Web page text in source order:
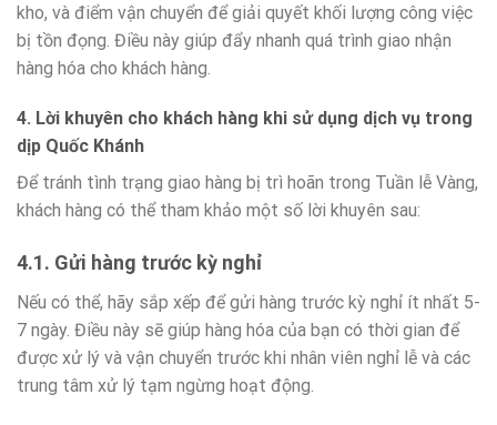
kho, và điểm vận chuyển để giải quyết khối lượng công việc
bị tồn đọng. Điều này giúp đẩy nhanh quá trình giao nhận
hàng hóa cho khách hàng.
4. Lời khuyên cho khách hàng khi sử dụng dịch vụ trong
dịp Quốc Khánh
Để tránh tình trạng giao hàng bị trì hoãn trong Tuần lễ Vàng,
khách hàng có thể tham khảo một số lời khuyên sau:
4.1. Gửi hàng trước kỳ nghỉ
Nếu có thể, hãy sắp xếp để gửi hàng trước kỳ nghỉ ít nhất 5-
7 ngày. Điều này sẽ giúp hàng hóa của bạn có thời gian để
được xử lý và vận chuyển trước khi nhân viên nghỉ lễ và các
trung tâm xử lý tạm ngừng hoạt động.